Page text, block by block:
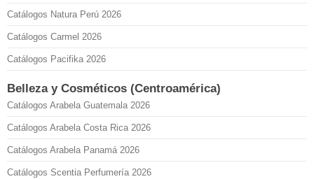
Catálogos Natura Perú 2026
Catálogos Carmel 2026
Catálogos Pacifika 2026
Belleza y Cosméticos (Centroamérica)
Catálogos Arabela Guatemala 2026
Catálogos Arabela Costa Rica 2026
Catálogos Arabela Panamá 2026
Catálogos Scentia Perfumería 2026